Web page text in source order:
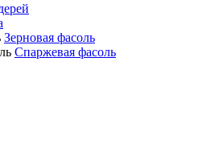
Зерновая фасоль
Спаржевая фасоль